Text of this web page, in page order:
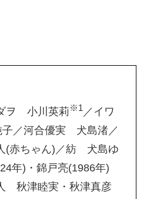
ヲ 小川英莉※1／イワ
／河合優実 犬島渚／
(赤ちゃん)／紡 犬島ゆ
年)・錦戸亮(1986年)
秋津睦実・秋津真彦